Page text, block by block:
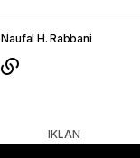
Naufal H. Rabbani